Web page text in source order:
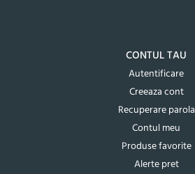
CONTUL TAU
Autentificare
Creeaza cont
Recuperare parola
Contul meu
Produse favorite
Alerte pret